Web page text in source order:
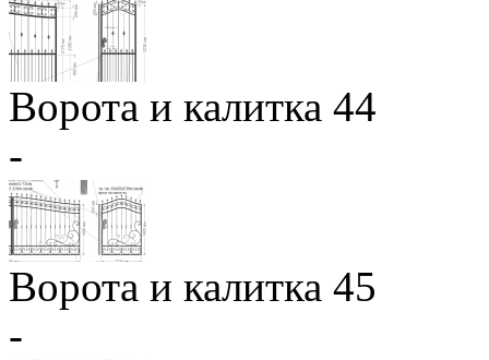
Ворота и калитка 44
-
Ворота и калитка 45
-